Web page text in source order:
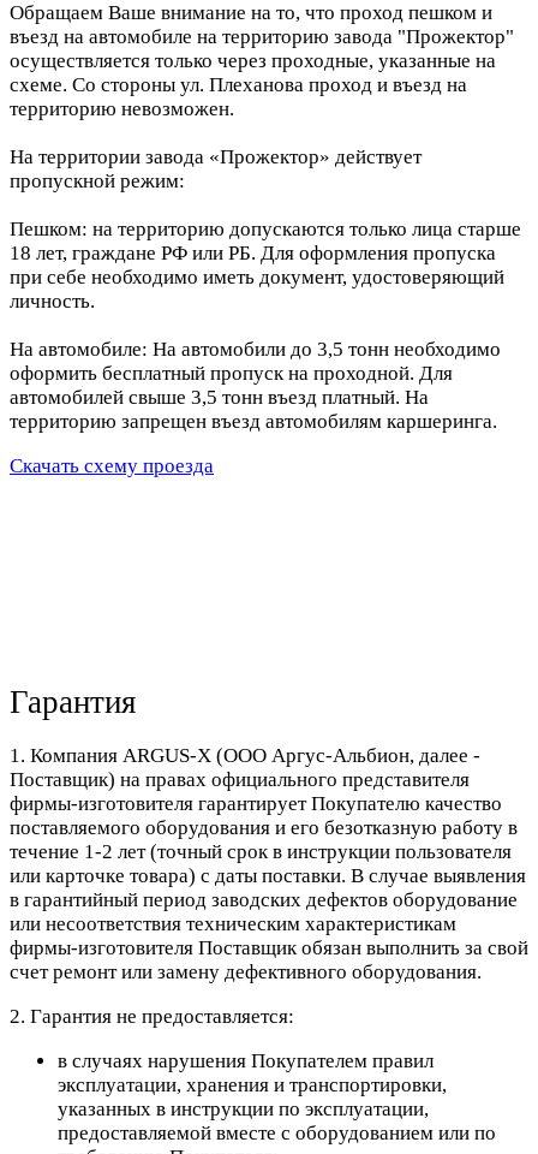
Обращаем Ваше внимание на то, что проход пешком и
въезд на автомобиле на территорию завода "Прожектор"
осуществляется только через проходные, указанные на
схеме. Со стороны ул. Плеханова проход и въезд на
территорию невозможен.
На территории завода «Прожектор» действует
пропускной режим:
Пешком: на территорию допускаются только лица старше
18 лет, граждане РФ или РБ. Для оформления пропуска
при себе необходимо иметь документ, удостоверяющий
личность.
На автомобиле: На автомобили до 3,5 тонн необходимо
оформить бесплатный пропуск на проходной. Для
автомобилей свыше 3,5 тонн въезд платный. На
территорию запрещен въезд автомобилям каршеринга.
Скачать схему проезда
Гарантия
1. Компания ARGUS-X (ООО Аргус-Альбион, далее -
Поставщик) на правах официального представителя
фирмы-изготовителя гарантирует Покупателю качество
поставляемого оборудования и его безотказную работу в
течение 1-2 лет (точный срок в инструкции пользователя
или карточке товара) с даты поставки. В случае выявления
в гарантийный период заводских дефектов оборудование
или несоответствия техническим характеристикам
фирмы-изготовителя Поставщик обязан выполнить за свой
счет ремонт или замену дефективного оборудования.
2. Гарантия не предоставляется:
в случаях нарушения Покупателем правил
эксплуатации, хранения и транспортировки,
указанных в инструкции по эксплуатации,
предоставляемой вместе с оборудованием или по